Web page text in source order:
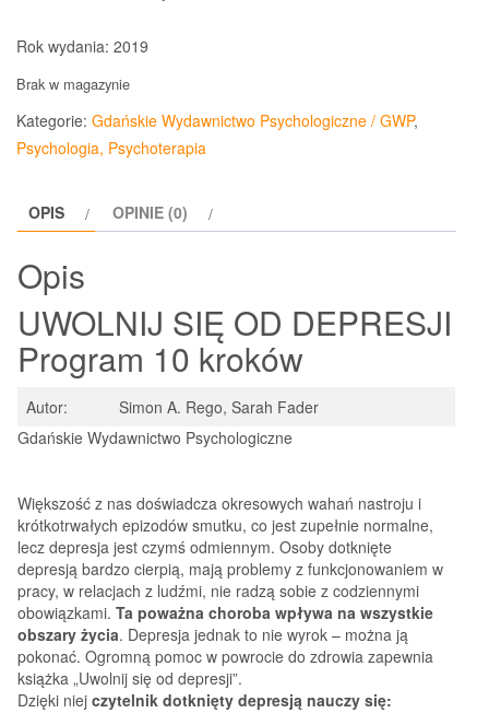
Rok wydania: 2019
Brak w magazynie
Kategorie: Gdańskie Wydawnictwo Psychologiczne / GWP,
Psychologia, Psychoterapia
OPIS OPINIE (0)
Opis
UWOLNIJ SIĘ OD DEPRESJI
Program 10 kroków
Autor:
Simon A. Rego, Sarah Fader
Gdańskie Wydawnictwo Psychologiczne
Większość z nas doświadcza okresowych wahań nastroju i
krótkotrwałych epizodów smutku, co jest zupełnie normalne,
lecz depresja jest czymś odmiennym. Osoby dotknięte
depresją bardzo cierpią, mają problemy z funkcjonowaniem w
pracy, w relacjach z ludźmi, nie radzą sobie z codziennymi
obowiązkami. Ta poważna choroba wpływa na wszystkie
obszary życia. Depresja jednak to nie wyrok – można ją
pokonać. Ogromną pomoc w powrocie do zdrowia zapewnia
książka „Uwolnij się od depresji”.
Dzięki niej czytelnik dotknięty depresją nauczy się: